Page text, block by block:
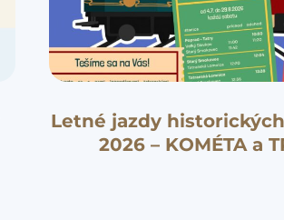
Letné jazdy
2026 – KOMÉTA a